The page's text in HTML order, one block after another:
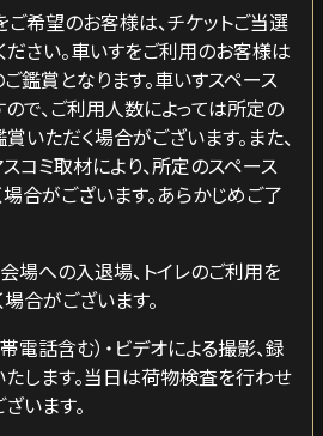
希望のお客様は、チケットご当選
さい。車いすをご利用のお客様は
鑑賞となります。車いすスペース
で、ご利用人数によっては所定の
いただく場合がございます。また、
コミ取材により、所定のスペース
合がございます。あらかじめご了
場への入退場、トイレのご利用を
合がございます。
電話含む）・ビデオによる撮影、録
します。当日は荷物検査を行わせ
います。